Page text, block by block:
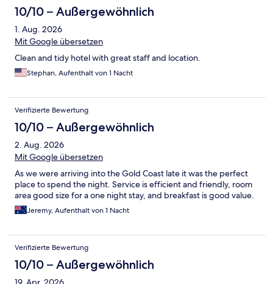
10/10 – Außergewöhnlich
1. Aug. 2026
Mit Google übersetzen
Clean and tidy hotel with great staff and location.
Stephan, Aufenthalt von 1 Nacht
Verifizierte Bewertung
10/10 – Außergewöhnlich
2. Aug. 2026
Mit Google übersetzen
As we were arriving into the Gold Coast late it was the perfect
place to spend the night. Service is efficient and friendly, room
area good size for a one night stay, and breakfast is good value.
Jeremy, Aufenthalt von 1 Nacht
Verifizierte Bewertung
10/10 – Außergewöhnlich